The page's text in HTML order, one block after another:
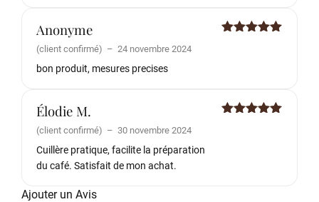
Anonyme
(client confirmé) – 24 novembre 2024
bon produit, mesures precises
Élodie M.
(client confirmé) – 30 novembre 2024
Cuillère pratique, facilite la préparation
du café. Satisfait de mon achat.
Ajouter un Avis